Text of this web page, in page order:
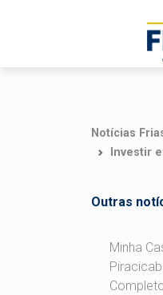
Notícias
Investir
Outras
Minha